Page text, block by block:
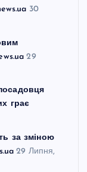
30
29
грає
за зміною
29 Липня,